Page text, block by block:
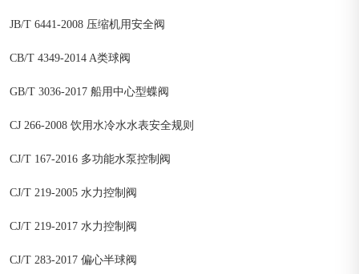
JB/T 6441-2008 压缩机用安全阀
CB/T 4349-2014 A类球阀
GB/T 3036-2017 船用中心型蝶阀
CJ 266-2008 饮用水冷水水表安全规则
CJ/T 167-2016 多功能水泵控制阀
CJ/T 219-2005 水力控制阀
CJ/T 219-2017 水力控制阀
CJ/T 283-2017 偏心半球阀